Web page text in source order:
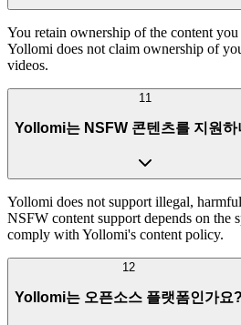
You retain ownership of the content
Yollomi does not claim ownership of
videos.
11
Yollomi는 NSFW 콘텐츠를 지원하
Yollomi does not support illegal,
NSFW content support depends on the
comply with Yollomi's content policy.
12
Yollomi는 오픈소스 플랫폼인가요?